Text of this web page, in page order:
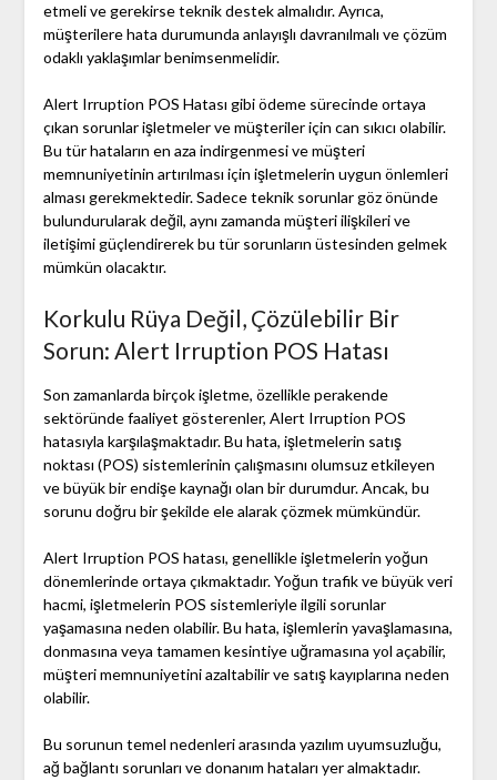
etmeli ve gerekirse teknik destek almalıdır. Ayrıca,
müşterilere hata durumunda anlayışlı davranılmalı ve çözüm
odaklı yaklaşımlar benimsenmelidir.
Alert Irruption POS Hatası gibi ödeme sürecinde ortaya
çıkan sorunlar işletmeler ve müşteriler için can sıkıcı olabilir.
Bu tür hataların en aza indirgenmesi ve müşteri
memnuniyetinin artırılması için işletmelerin uygun önlemleri
alması gerekmektedir. Sadece teknik sorunlar göz önünde
bulundurularak değil, aynı zamanda müşteri ilişkileri ve
iletişimi güçlendirerek bu tür sorunların üstesinden gelmek
mümkün olacaktır.
Korkulu Rüya Değil, Çözülebilir Bir
Sorun: Alert Irruption POS Hatası
Son zamanlarda birçok işletme, özellikle perakende
sektöründe faaliyet gösterenler, Alert Irruption POS
hatasıyla karşılaşmaktadır. Bu hata, işletmelerin satış
noktası (POS) sistemlerinin çalışmasını olumsuz etkileyen
ve büyük bir endişe kaynağı olan bir durumdur. Ancak, bu
sorunu doğru bir şekilde ele alarak çözmek mümkündür.
Alert Irruption POS hatası, genellikle işletmelerin yoğun
dönemlerinde ortaya çıkmaktadır. Yoğun trafik ve büyük veri
hacmi, işletmelerin POS sistemleriyle ilgili sorunlar
yaşamasına neden olabilir. Bu hata, işlemlerin yavaşlamasına,
donmasına veya tamamen kesintiye uğramasına yol açabilir,
müşteri memnuniyetini azaltabilir ve satış kayıplarına neden
olabilir.
Bu sorunun temel nedenleri arasında yazılım uyumsuzluğu,
ağ bağlantı sorunları ve donanım hataları yer almaktadır.